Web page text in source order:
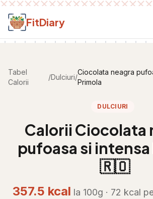
Salt la conținut
FitDiary
Tabel
Calorii
/Dulciuri/
Ciocolata neagra
Primola
DULCIURI
Calorii Ciocolata
pufoasa si
🇷🇴
357.5 kcal la 100g · 72 kcal